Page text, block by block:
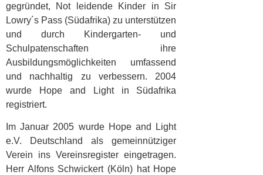
gegründet, Not leidende Kinder in Sir
Lowry´s Pass (Südafrika) zu unterstützen
und durch Kindergarten- und
Schulpatenschaften ihre
Ausbildungsmöglichkeiten umfassend
und nachhaltig zu verbessern. 2004
wurde Hope and Light in Südafrika
registriert.
Im Januar 2005 wurde Hope and Light
e.V. Deutschland als gemeinnütziger
Verein ins Vereinsregister eingetragen.
Herr Alfons Schwickert (Köln) hat Hope